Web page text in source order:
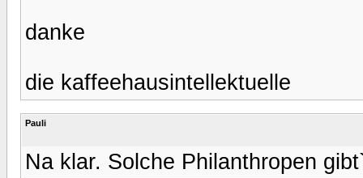
danke
die kaffeehausintellektuelle
Pauli
Na klar. Solche Philanthropen